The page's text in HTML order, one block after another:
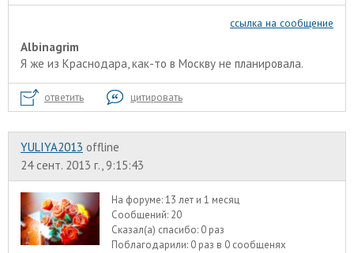
ссылка на сообщение
Albinagrim
Я же из Краснодара, как-то в Москву не планировала.
ответить цитировать
YULIYA2013 offline
24 сент. 2013 г., 9:15:43
На форуме:13 лет и 1 месяц
Сообщений: 20
Сказал(а) спасибо: 0 раз
Поблагодарили: 0 раз в 0 сообщенях